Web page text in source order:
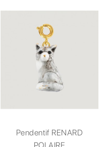
Pendentif RENARD
POLAIRE